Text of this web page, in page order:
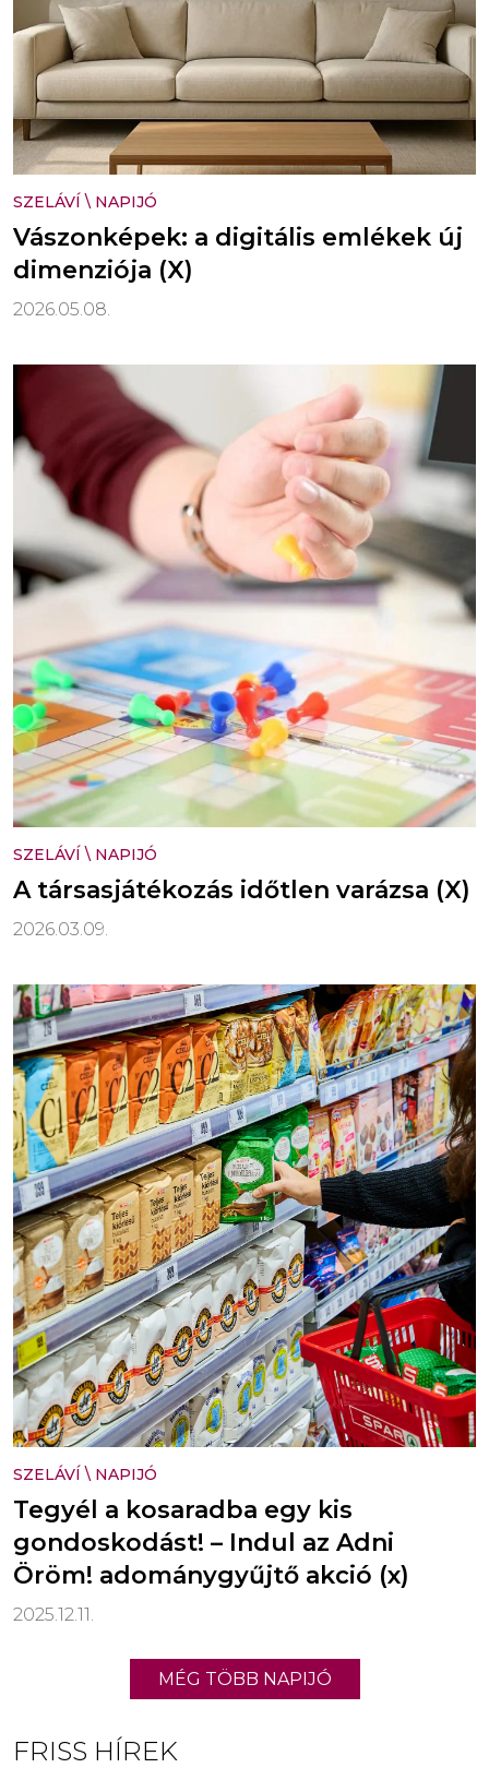
SZELÁVÍ \ NAPIJÓ
Vászonképek: a digitális emlékek új
dimenziója (X)
2026.05.08.
SZELÁVÍ \ NAPIJÓ
A társasjátékozás időtlen varázsa (X)
2026.03.09.
SZELÁVÍ \ NAPIJÓ
Tegyél a kosaradba egy kis
gondoskodást! – Indul az Adni
Öröm! adománygyűjtő akció (x)
2025.12.11.
MÉG TÖBB NAPIJÓ
FRISS HÍREK